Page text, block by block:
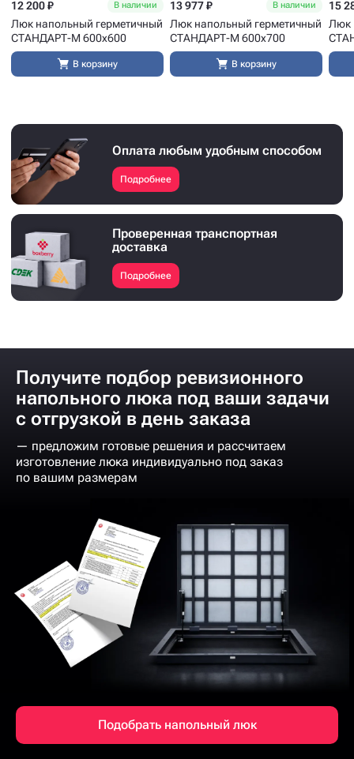
12 200 ₽ В наличии
Люк напольный герметичный
СТАНДАРТ-М 600x600
В корзину
13 977 ₽ В наличии
Люк напольный герметичный
СТАНДАРТ-М 600x700
В корзину
15
Люк
Оплата любым удобным способом
Подробнее
Проверенная транспортная
доставка
Подробнее
Получите подбор ревизионного
напольного люка под ваши задачи
с отгрузкой в день заказа
— предложим готовые решения и рассчитаем
изготовление люка индивидуально под заказ
по вашим размерам
Подобрать напольный люк